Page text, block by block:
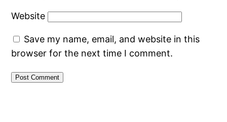
Website
Save my name, email, and website in this
browser for the next time I comment.